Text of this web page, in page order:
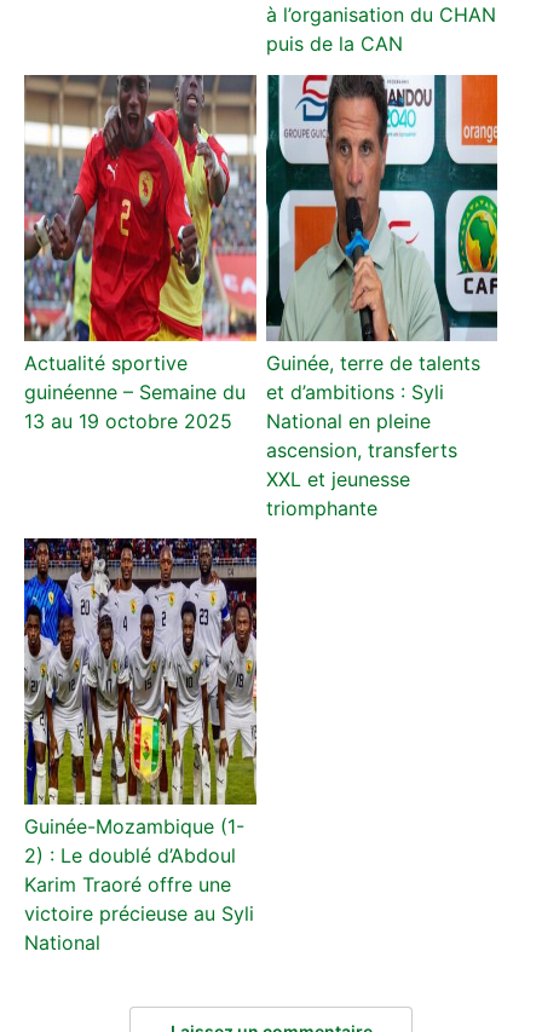
à l’organisation du CHAN
puis de la CAN
Actualité sportive
guinéenne – Semaine du
13 au 19 octobre 2025
Guinée, terre de talents
et d’ambitions : Syli
National en pleine
ascension, transferts
XXL et jeunesse
triomphante
Guinée-Mozambique (1-
2) : Le doublé d’Abdoul
Karim Traoré offre une
victoire précieuse au Syli
National